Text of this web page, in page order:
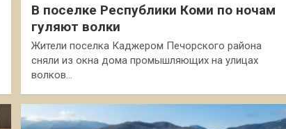
В поселке Республики Коми по ночам
гуляют волки
Жители поселка Каджером Печорского района
сняли из окна дома промышляющих на улицах
волков…